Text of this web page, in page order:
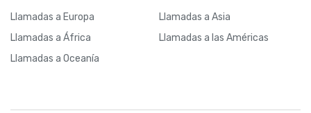
Llamadas a Europa Llamadas a Asia
Llamadas a África Llamadas a las Américas
Llamadas a Oceanía